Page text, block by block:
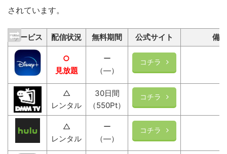
されています。
サービス 配信状況 無料期間 公式サイト 備考
○
見放題
ー
（―）
コチラ
△
レンタル
30日間
（550Pt）
コチラ
△
レンタル
ー
（―）
コチラ